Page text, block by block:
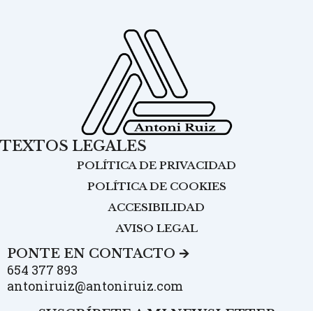
TEXTOS LEGALES
POLÍTICA DE PRIVACIDAD
POLÍTICA DE COOKIES
ACCESIBILIDAD
AVISO LEGAL
PONTE EN CONTACTO 🡪
654 377 893
antoniruiz@antoniruiz.com